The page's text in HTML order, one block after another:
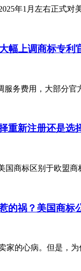
年1月左右正式
幅上调商标专利
服务费用，大部分
重新注册还是选
国商标区别于欧盟
的祸？美国商标
家的心病。但是，